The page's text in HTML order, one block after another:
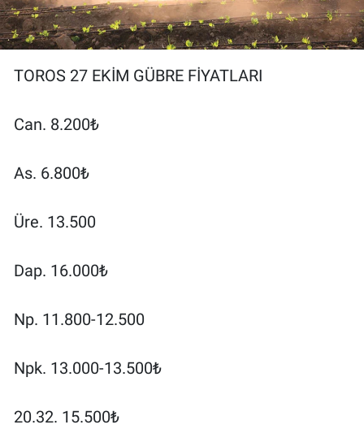
TOROS 27 EKİM GÜBRE FİYATLARI
Can. 8.200₺
As. 6.800₺
Üre. 13.500
Dap. 16.000₺
Np. 11.800-12.500
Npk. 13.000-13.500₺
20.32. 15.500₺